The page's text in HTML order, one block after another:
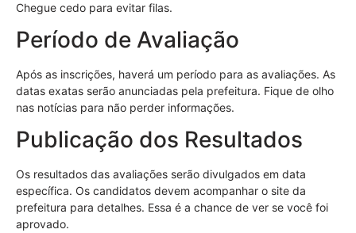
Chegue cedo para evitar filas.
Período de Avaliação
Após as inscrições, haverá um período para as avaliações. As
datas exatas serão anunciadas pela prefeitura. Fique de olho
nas notícias para não perder informações.
Publicação dos Resultados
Os resultados das avaliações serão divulgados em data
específica. Os candidatos devem acompanhar o site da
prefeitura para detalhes. Essa é a chance de ver se você foi
aprovado.